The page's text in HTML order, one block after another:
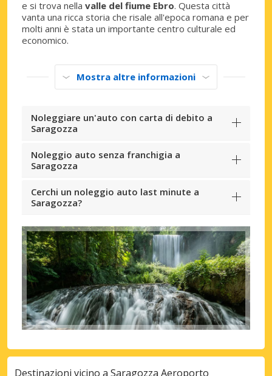
e si trova nella valle del fiume Ebro. Questa città
vanta una ricca storia che risale all'epoca romana e per
molti anni è stata un importante centro culturale ed
economico.
Mostra altre informazioni
Noleggiare un'auto con carta di debito a
Saragozza
Noleggio auto senza franchigia a
Saragozza
Cerchi un noleggio auto last minute a
Saragozza?
Destinazioni vicino a Saragozza Aeroporto